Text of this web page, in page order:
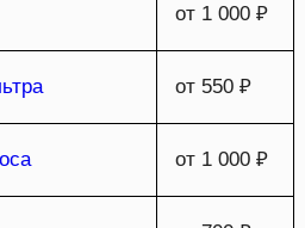
от 1 000 ₽
от 550 ₽
от 1 000 ₽